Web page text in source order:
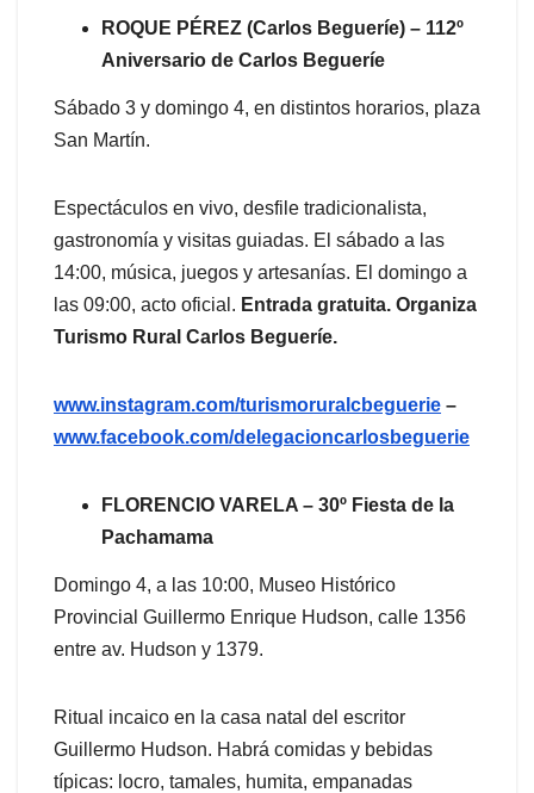
ROQUE PÉREZ (Carlos Begueríe) – 112º
Aniversario de Carlos Begueríe
Sábado 3 y domingo 4, en distintos horarios, plaza
San Martín.
Espectáculos en vivo, desfile tradicionalista,
gastronomía y visitas guiadas. El sábado a las
14:00, música, juegos y artesanías. El domingo a
las 09:00, acto oficial. Entrada gratuita. Organiza
Turismo Rural Carlos Begueríe.
www.instagram.com/turismoruralcbeguerie –
www.facebook.com/delegacioncarlosbeguerie
FLORENCIO VARELA – 30º Fiesta de la
Pachamama
Domingo 4, a las 10:00, Museo Histórico
Provincial Guillermo Enrique Hudson, calle 1356
entre av. Hudson y 1379.
Ritual incaico en la casa natal del escritor
Guillermo Hudson. Habrá comidas y bebidas
típicas: locro, tamales, humita, empanadas